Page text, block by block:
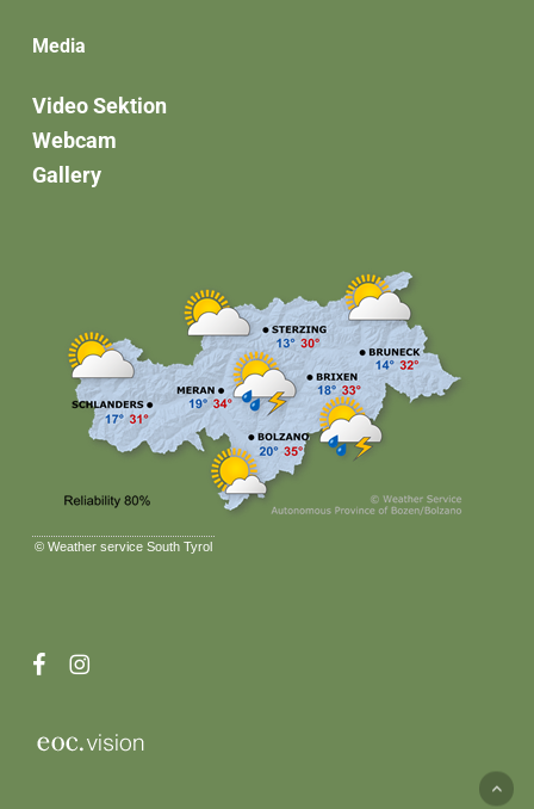
Media
Video Sektion
Webcam
Gallery
© Weather service South Tyrol
facebookinstagram